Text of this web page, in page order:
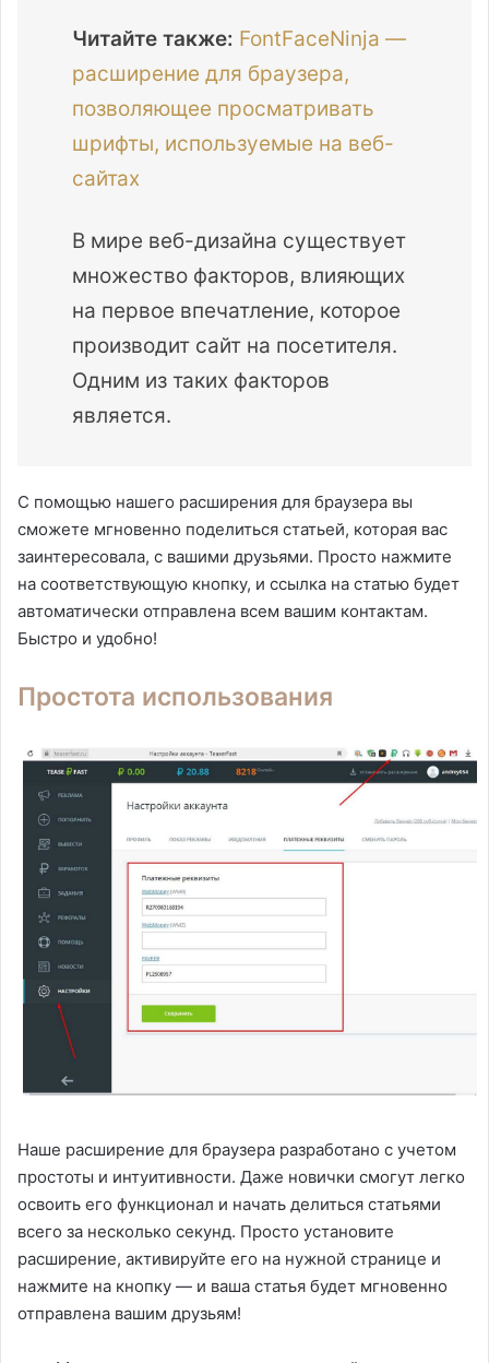
Читайте также: FontFaceNinja —
расширение для браузера,
позволяющее просматривать
шрифты, используемые на веб-
сайтах
В мире веб-дизайна существует
множество факторов, влияющих
на первое впечатление, которое
производит сайт на посетителя.
Одним из таких факторов
является.
С помощью нашего расширения для браузера вы
сможете мгновенно поделиться статьей, которая вас
заинтересовала, с вашими друзьями. Просто нажмите
на соответствующую кнопку, и ссылка на статью будет
автоматически отправлена всем вашим контактам.
Быстро и удобно!
Простота использования
Наше расширение для браузера разработано с учетом
простоты и интуитивности. Даже новички смогут легко
освоить его функционал и начать делиться статьями
всего за несколько секунд. Просто установите
расширение, активируйте его на нужной странице и
нажмите на кнопку — и ваша статья будет мгновенно
отправлена вашим друзьям!